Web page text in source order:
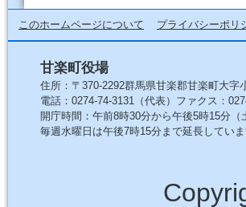
このホームページについて プライバシーポリ
甘楽町役場
住所：〒370-2292群馬県甘楽郡甘楽町大字
電話：0274-74-3131（代表）ファクス：
開庁時間：午前8時30分から午後5時15分
毎週水曜日は午後7時15分まで延長していま